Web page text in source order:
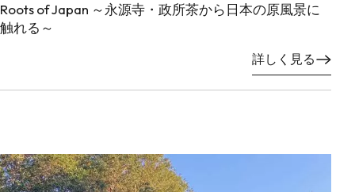
Roots of Japan ～永源寺・政所茶から日本の原風景に
触れる～
詳しく見る